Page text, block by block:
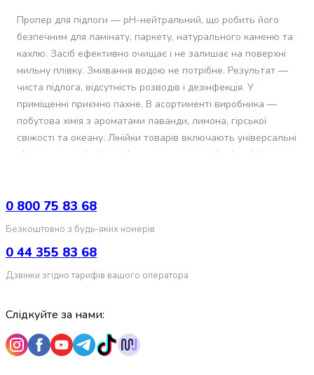
Годування
котів
Сухий
корм
для
котів
Вологий
корм
для
котів
Замінники
котів
Протипаразитарні
засоби
Пропер для підлоги — pH-нейтральний, що робить його
безпечним для ламінату, паркету, натурального каменю та
кахлю. Засіб ефективно очищає і не залишає на поверхні
мильну плівку. Змивання водою не потрібне. Результат —
чиста підлога, відсутність розводів і дезінфекція. У
приміщенні приємно пахне. В асортименті виробника —
побутова хімія з ароматами лаванди, лимона, гірської
свіжості та океану. Лінійки товарів включають універсальні
рідини та спеціалізовані — для видалення іржі, цвілі та з
Як правильно використовувати Mr.
Proper для різних типів покриттів
Mr. Proper для підлоги призначений для очищення плитки,
пофарбованого дерева. Стандартне дозування для
на відро води обсягом 10 л. Якщо бруд застарілий, нанесіть
0 800 75 83 68
Безкоштовно з будь-яких номерів
0 44 355 83 68
Дзвінки згідно тарифів вашого оператора
Слідкуйте за нами: